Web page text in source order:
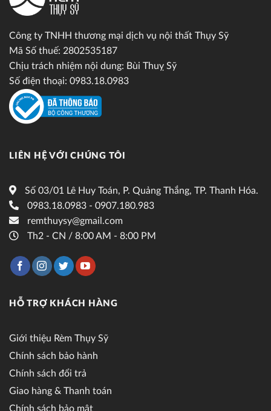
Công ty TNHH thương mại dịch vụ nội thất Thụy Sỹ
Mã Số thuế: 2802535187
Chịu trách nhiệm nội dung: Bùi Thuỵ Sỹ
Số điện thoại: 0983.18.0983
LIÊN HỆ VỚI CHÚNG TÔI
Số 03/01 Lê Huy Toán, P. Quảng Thắng, TP. Thanh Hóa.
0983.18.0983 - 0907.180.983
remthuysy@gmail.com
Th2 - CN / 8:00 AM - 8:00 PM
HỖ TRỢ KHÁCH HÀNG
Giới thiệu Rèm Thụy Sỹ
Chính sách bảo hành
Chính sách đổi trả
Giao hàng & Thanh toán
Chính sách bảo mật